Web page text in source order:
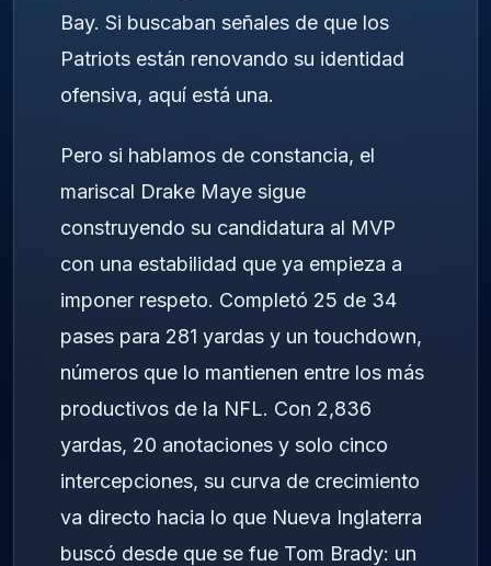
Bay. Si buscaban señales de que los
Patriots están renovando su identidad
ofensiva, aquí está una.
Pero si hablamos de constancia, el
mariscal Drake Maye sigue
construyendo su candidatura al MVP
con una estabilidad que ya empieza a
imponer respeto. Completó 25 de 34
pases para 281 yardas y un touchdown,
números que lo mantienen entre los más
productivos de la NFL. Con 2,836
yardas, 20 anotaciones y solo cinco
intercepciones, su curva de crecimiento
va directo hacia lo que Nueva Inglaterra
buscó desde que se fue Tom Brady: un